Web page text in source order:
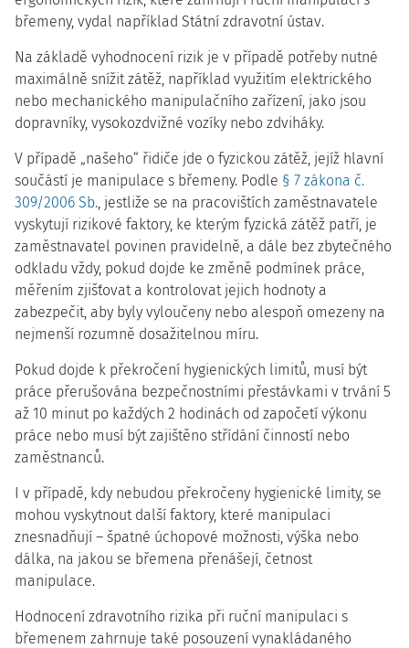
břemeny, vydal například Státní zdravotní ústav.
Na základě vyhodnocení rizik je v případě potřeby nutné
maximálně snížit zátěž, například využitím elektrického
nebo mechanického manipulačního zařízení, jako jsou
dopravníky, vysokozdvižné vozíky nebo zdviháky.
V případě „našeho“ řidiče jde o fyzickou zátěž, jejíž hlavní
součástí je manipulace s břemeny. Podle § 7 zákona č.
309/2006 Sb., jestliže se na pracovištích zaměstnavatele
vyskytují rizikové faktory, ke kterým fyzická zátěž patří, je
zaměstnavatel povinen pravidelně, a dále bez zbytečného
odkladu vždy, pokud dojde ke změně podmínek práce,
měřením zjišťovat a kontrolovat jejich hodnoty a
zabezpečit, aby byly vyloučeny nebo alespoň omezeny na
nejmenší rozumně dosažitelnou míru.
Pokud dojde k překročení hygienických limitů, musí být
práce přerušována bezpečnostními přestávkami v trvání 5
až 10 minut po každých 2 hodinách od započetí výkonu
práce nebo musí být zajištěno střídání činností nebo
zaměstnanců.
I v případě, kdy nebudou překročeny hygienické limity, se
mohou vyskytnout další faktory, které manipulaci
znesnadňují – špatné úchopové možnosti, výška nebo
dálka, na jakou se břemena přenášejí, četnost
manipulace.
Hodnocení zdravotního rizika při ruční manipulaci s
břemenem zahrnuje také posouzení vynakládaného